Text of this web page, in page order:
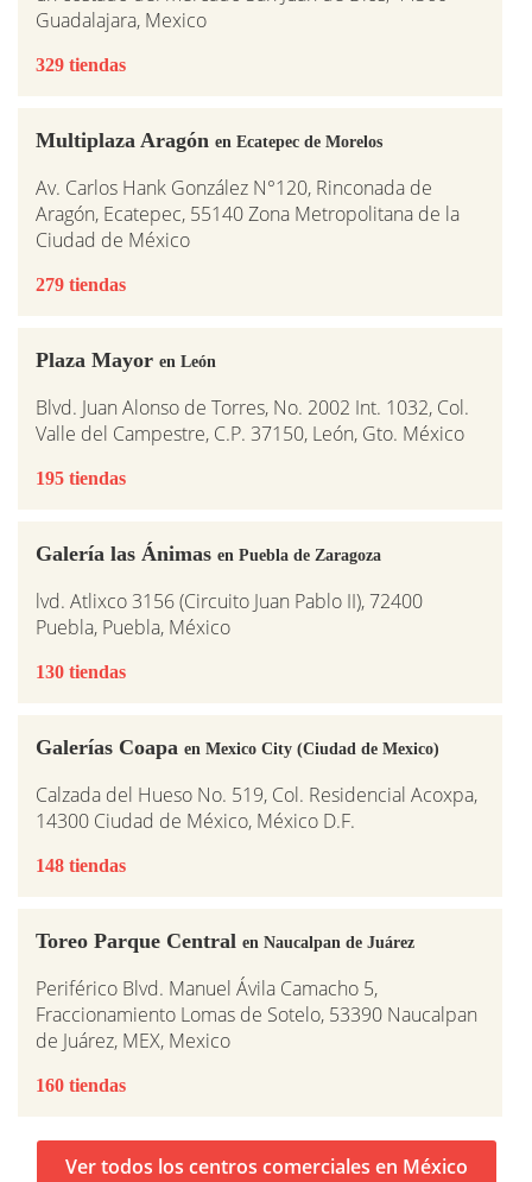
Guadalajara, Mexico
329 tiendas
Multiplaza Aragón en Ecatepec de Morelos
Av. Carlos Hank González N°120, Rinconada de
Aragón, Ecatepec, 55140 Zona Metropolitana de la
Ciudad de México
279 tiendas
Plaza Mayor en León
Blvd. Juan Alonso de Torres, No. 2002 Int. 1032, Col.
Valle del Campestre, C.P. 37150, León, Gto. México
195 tiendas
Galería las Ánimas en Puebla de Zaragoza
lvd. Atlixco 3156 (Circuito Juan Pablo II), 72400
Puebla, Puebla, México
130 tiendas
Galerías Coapa en Mexico City (Ciudad de Mexico)
Calzada del Hueso No. 519, Col. Residencial Acoxpa,
14300 Ciudad de México, México D.F.
148 tiendas
Toreo Parque Central en Naucalpan de Juárez
Periférico Blvd. Manuel Ávila Camacho 5,
Fraccionamiento Lomas de Sotelo, 53390 Naucalpan
de Juárez, MEX, Mexico
160 tiendas
Ver todos los centros comerciales en México